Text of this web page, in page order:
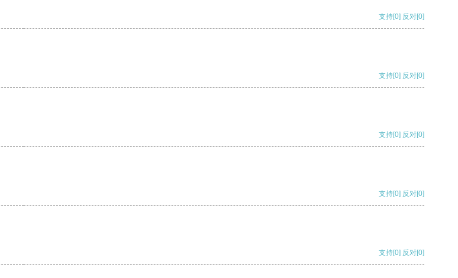
支持[0] 反对[0]
支持[0] 反对[0]
支持[0] 反对[0]
支持[0] 反对[0]
支持[0] 反对[0]